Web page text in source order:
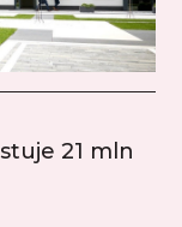
21 mln